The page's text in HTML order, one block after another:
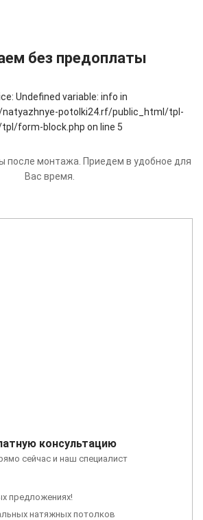
без предоплаты
после монтажа. Приедем в удобное для
Вас время.
консультацию
сейчас и наш специалист
предложениях!
натяжных потолков